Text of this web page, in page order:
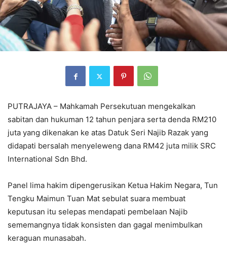
PUTRAJAYA – Mahkamah Persekutuan mengekalkan
sabitan dan hukuman 12 tahun penjara serta denda RM210
juta yang dikenakan ke atas Datuk Seri Najib Razak yang
didapati bersalah menyeleweng dana RM42 juta milik SRC
International Sdn Bhd.
Panel lima hakim dipengerusikan Ketua Hakim Negara, Tun
Tengku Maimun Tuan Mat sebulat suara membuat
keputusan itu selepas mendapati pembelaan Najib
sememangnya tidak konsisten dan gagal menimbulkan
keraguan munasabah.